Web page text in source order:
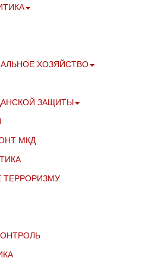
ХОЗЯЙСТВО
ЗАЩИТЫ
МКД
ТЕРРОРИЗМУ